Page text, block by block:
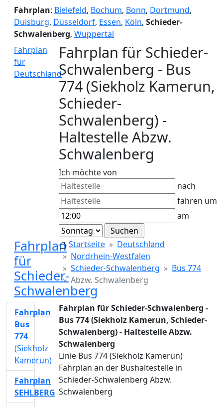
Fahrplan: Bielefeld, Bochum, Bonn, Dortmund,
Duisburg, Düsseldorf, Essen, Köln, Schieder-
Schwalenberg, Wuppertal
Fahrplan
für
Deutschland
Fahrplan für Schieder-
Schwalenberg - Bus
774 (Siekholz Kamerun,
Schieder-
Schwalenberg) -
Haltestelle Abzw.
Schwalenberg
Ich möchte von
nach
fahren um
am
Fahrplan
für
Schieder-
Schwalenberg
Startseite
Deutschland
Nordrhein-Westfalen
Schieder-Schwalenberg
Bus 774
Abzw. Schwalenberg
Fahrplan für Schieder-Schwalenberg -
Bus 774 (Siekholz Kamerun, Schieder-
Schwalenberg) - Haltestelle Abzw.
Schwalenberg
Linie Bus 774 (Siekholz Kamerun)
Fahrplan an der Bushaltestelle in
Schieder-Schwalenberg Abzw.
Schwalenberg
Fahrplan
Bus
774
(Siekholz
Kamerun)
Fahrplan
SEHLBERG